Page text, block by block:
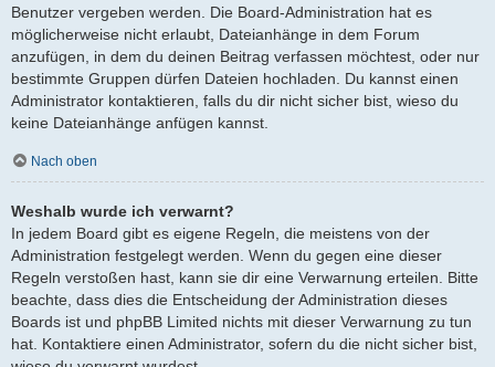
Benutzer vergeben werden. Die Board-Administration hat es
möglicherweise nicht erlaubt, Dateianhänge in dem Forum
anzufügen, in dem du deinen Beitrag verfassen möchtest, oder nur
bestimmte Gruppen dürfen Dateien hochladen. Du kannst einen
Administrator kontaktieren, falls du dir nicht sicher bist, wieso du
keine Dateianhänge anfügen kannst.
Nach oben
Weshalb wurde ich verwarnt?
In jedem Board gibt es eigene Regeln, die meistens von der
Administration festgelegt werden. Wenn du gegen eine dieser
Regeln verstoßen hast, kann sie dir eine Verwarnung erteilen. Bitte
beachte, dass dies die Entscheidung der Administration dieses
Boards ist und phpBB Limited nichts mit dieser Verwarnung zu tun
hat. Kontaktiere einen Administrator, sofern du die nicht sicher bist,